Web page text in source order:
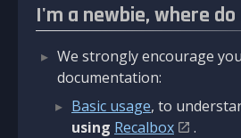
I'm a newbie, where
We strongly encourage
documentation:
Basic usage, to
using Recalbox
.